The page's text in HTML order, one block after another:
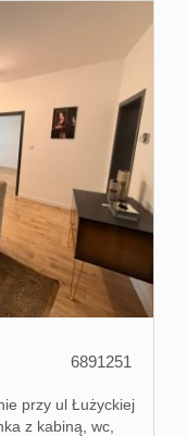
6891251
przy ul Łużyckiej
z kabiną, wc,